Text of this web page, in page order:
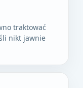
traktować
nikt jawnie